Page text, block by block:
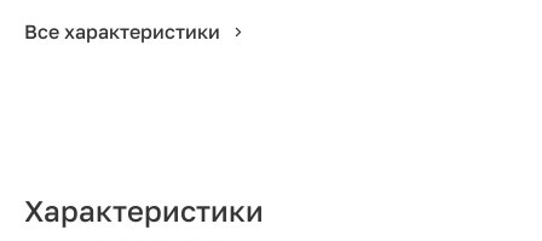
Все характеристики
Характеристики